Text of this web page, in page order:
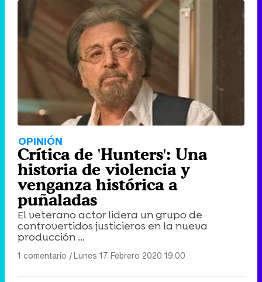
OPINIÓN
Crítica de 'Hunters': Una
historia de violencia y
venganza histórica a
puñaladas
El veterano actor lidera un grupo de
controvertidos justicieros en la nueva
producción ...
1 comentario |Lunes 17 Febrero 2020 19:00